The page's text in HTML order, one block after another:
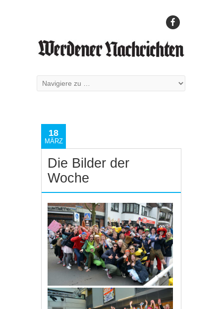
18
MÄRZ
Die Bilder der
Woche